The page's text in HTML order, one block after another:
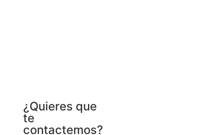
¿Quieres que
te
contactemos?